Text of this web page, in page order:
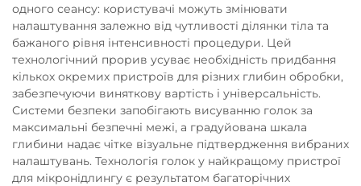
одного сеансу: користувачі можуть змінювати
налаштування залежно від чутливості ділянки тіла та
бажаного рівня інтенсивності процедури. Цей
технологічний прорив усуває необхідність придбання
кількох окремих пристроїв для різних глибин обробки,
забезпечуючи виняткову вартість і універсальність.
Системи безпеки запобігають висуванню голок за
максимальні безпечні межі, а градуйована шкала
глибини надає чітке візуальне підтвердження вибраних
налаштувань. Технологія голок у найкращому пристрої
для мікронідлингу є результатом багаторічних